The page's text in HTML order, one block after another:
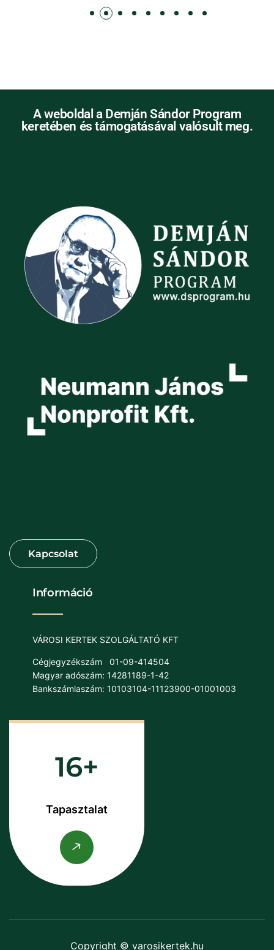
A weboldal a Demján Sándor Program
keretében és támogatásával valósult meg.
Információ
VÁROSI KERTEK SZOLGÁLTATÓ KFT
Cégjegyzékszám
01-09-414504
Magyar adószám: 14281189-1-42
Bankszámlaszám: 10103104-11123900-01001003
16
Tapasztalat
Copyright © varosikertek.hu